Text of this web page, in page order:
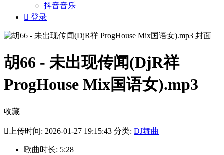
抖音音乐
 登录
胡66 - 未出现传闻(DjR祥
ProgHouse Mix国语女).mp3
收藏
 上传时间: 2026-01-27 19:15:43 分类: DJ舞曲
歌曲时长: 5:28